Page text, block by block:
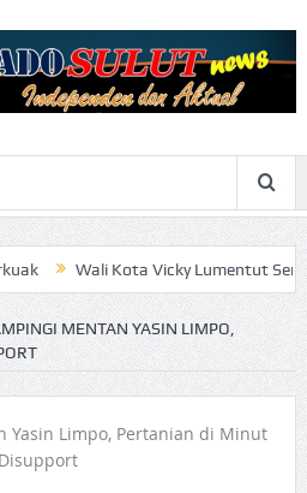
Kota Vicky Lumentut Serahkan LKPD
MENTAN YASIN LIMPO,